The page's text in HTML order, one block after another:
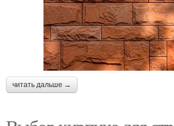
читать дальше →